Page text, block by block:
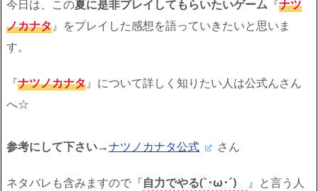
今日は、この夏に是非プレイしてもらいたいゲーム 『ナツ
ノカナタ』をプレイした感想を語っていきたいと思いま
す。
『ナツノカナタ』について詳しく知りたい人は公式んさん
へ☆
参考にして下さい→ナツノカナタ公式 さん
ネタバレも含みますので『自力でやる(`･ω･´)ゞ 』と言う人